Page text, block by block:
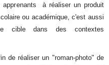
apprenants à réaliser un produit
ou académique, c'est aussi
cible dans des contextes
de réaliser un "roman-photo" de